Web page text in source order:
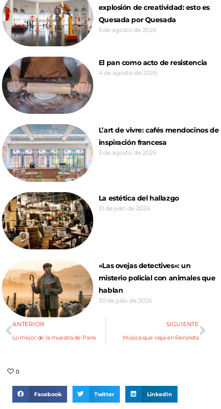
explosión de creatividad: esto es
Quesada por Quesada
5 de agosto de 2026
El pan como acto de resistencia
4 de agosto de 2026
L’art de vivre: cafés mendocinos de
inspiración francesa
3 de agosto de 2026
La estética del hallazgo
31 de julio de 2026
«Las ovejas detectives»: un
misterio policial con animales que
hablan
30 de julio de 2026
ANTERIOR
Lo mejor de la muestra de Parra
SIGUIENTE
Música que viaja en Renoleta
0
Facebook Twitter LinkedIn